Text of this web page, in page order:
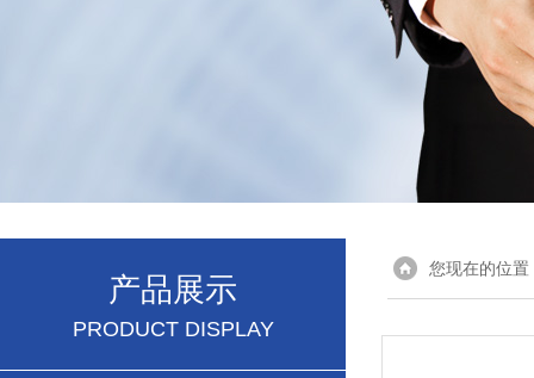
产品展示
PRODUCT DISPLAY
您现在的位置